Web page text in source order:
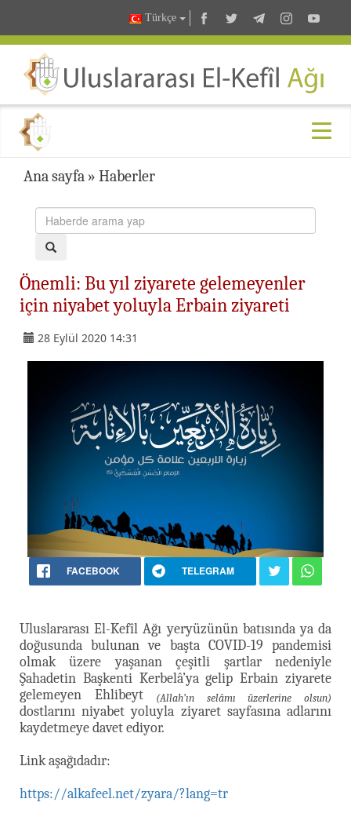
Türkçe
Ana sayfa » Haberler
Önemli: Bu yıl ziyarete gelemeyenler
için niyabet yoluyla Erbain ziyareti
28 Eylül 2020 14:31
FACEBOOK TELEGRAM
Uluslararası El-Kefîl Ağı yeryüzünün batısında ya da
doğusunda bulunan ve başta COVID-19 pandemisi
olmak üzere yaşanan çeşitli şartlar nedeniyle
Şahadetin Başkenti Kerbelâ’ya gelip Erbain ziyarete
gelemeyen Ehlibeyt
(Allah’ın selâmı üzerlerine olsun)
dostlarını niyabet yoluyla ziyaret sayfasına adlarını
kaydetmeye davet ediyor.
Link aşağıdadır:
https://alkafeel.net/zyara/?lang=tr